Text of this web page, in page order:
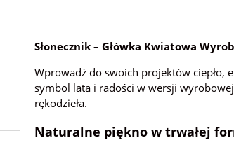
Słonecznik – Główka Kwiatowa
Wprowadź do swoich projektów ciepło,
symbol lata i radości w wersji
rękodzieła.
Naturalne piękno w trwałej